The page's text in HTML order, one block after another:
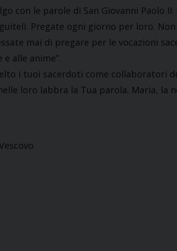
con le parole di San Giovanni Paolo
Pregate ogni giorno per loro.
mai di pregare per le vocazioni
alle anime”.
i tuoi sacerdoti come collaboratori
loro labbra la Tua parola. Maria, la